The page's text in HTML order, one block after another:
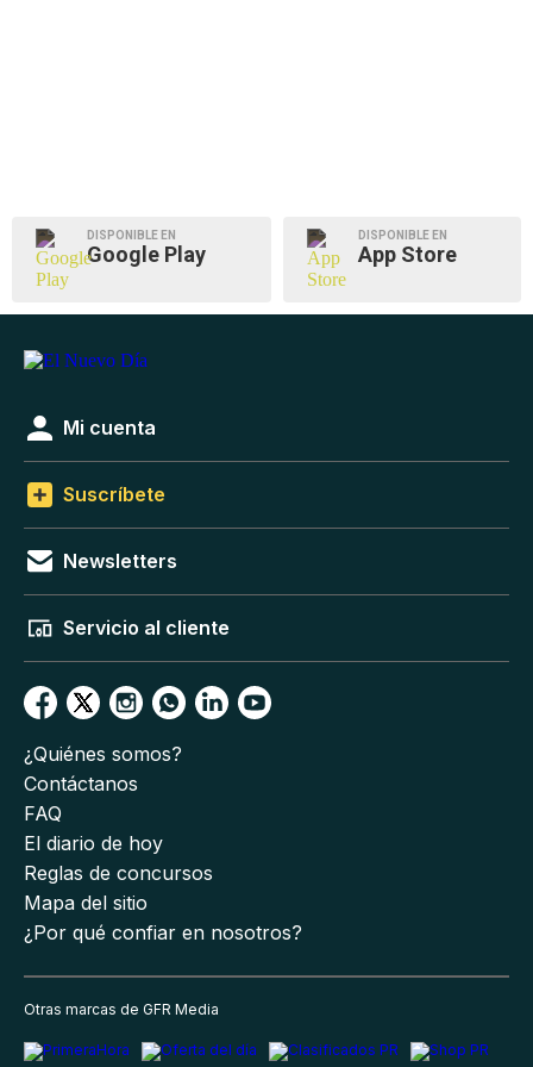
DISPONIBLE EN
Google Play
DISPONIBLE EN
App Store
Mi cuenta
Suscríbete
Newsletters
Servicio al cliente
¿Quiénes somos?
Contáctanos
FAQ
El diario de hoy
Reglas de concursos
Mapa del sitio
¿Por qué confiar en nosotros?
Otras marcas de GFR Media